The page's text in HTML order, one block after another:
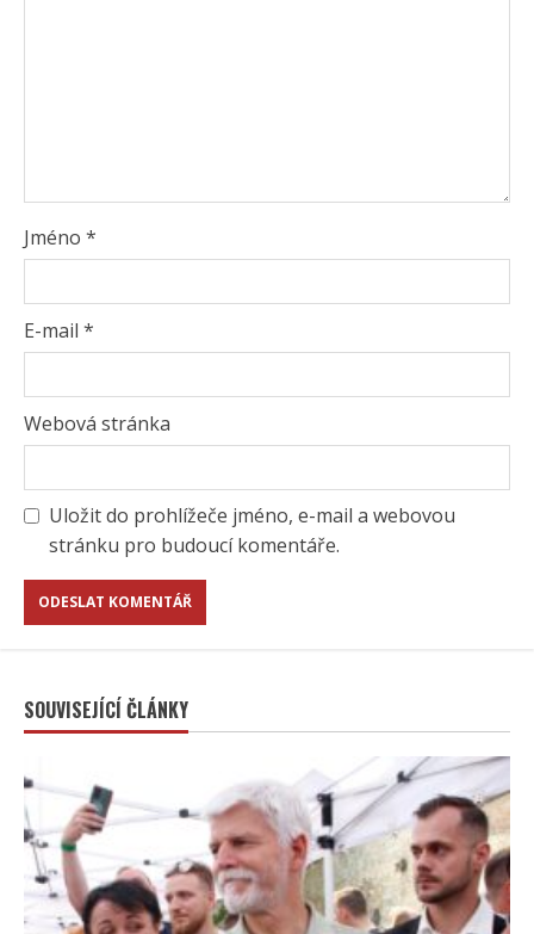
Jméno *
E-mail *
Webová stránka
Uložit do prohlížeče jméno, e-mail a webovou
stránku pro budoucí komentáře.
SOUVISEJÍCÍ ČLÁNKY